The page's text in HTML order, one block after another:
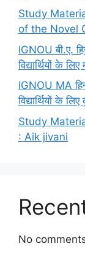
Study
of the Novel
IGNOU बी.ए.
विद्यार्थियों के
IGNOU MA
विद्यार्थियों के
Study
: Aik jivani
No